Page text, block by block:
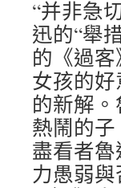
“并非急
迅的“舉
的《過
女孩的
的新解
熱鬧的
盡看者
力愚弱